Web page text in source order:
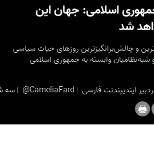
اسلامی: جهان این
شد
و چالش‌برانگیزترین روزهای حیات سیاسی
شبه‌نظامیان وابسته به جمهوری اسلامی
ایندیپندنت فارسی @CameliaFard سه شنبه ۲ آبان ۱۴۰۲